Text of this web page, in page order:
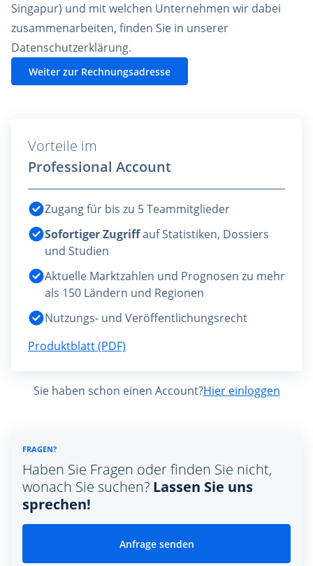
Singapur) und mit welchen Unternehmen wir dabei
zusammenarbeiten, finden Sie in unserer
Datenschutzerklärung.
Weiter zur Rechnungsadresse
Vorteile im
Professional Account
Zugang für bis zu 5 Teammitglieder
Sofortiger Zugriffauf Statistiken, Dossiers
und Studien
Aktuelle Marktzahlen und Prognosen zu mehr
als 150 Ländern und Regionen
Nutzungs- und Veröffentlichungsrecht
Produktblatt (PDF)
Sie haben schon einen Account?Hier einloggen
FRAGEN?
Haben Sie Fragen oder finden Sie nicht,
wonach Sie suchen? Lassen Sie uns
sprechen!
Anfrage senden